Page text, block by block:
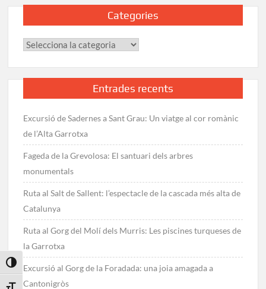
Toggle High Contrast
La
Categories
Categories
Entrades recents
Excursió de Sadernes a Sant Grau: Un viatge al cor romànic
de l’Alta Garrotxa
Fageda de la Grevolosa: El santuari dels arbres
monumentals
Ruta al Salt de Sallent: l’espectacle de la cascada més alta de
Catalunya
Ruta al Gorg del Molí dels Murris: Les piscines turqueses de
la Garrotxa
Excursió al Gorg de la Foradada: una joia amagada a
Cantonigròs